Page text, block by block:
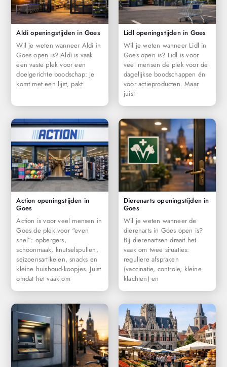
Aldi openingstijden in Goes
Wil je weten wanneer Aldi in
Goes open is? Aldi is vaak
een vaste plek voor een
doelgerichte boodschap: je
komt met een lijst, pakt
Lidl openingstijden in Goes
Wil je weten wanneer Lidl in
Goes open is? Lidl is voor
veel mensen de plek voor de
dagelijkse boodschappen én
voor actieproducten. Maar
juist
Action openingstijden in
Goes
Action is voor veel mensen in
Goes de plek voor “even
snel”: opbergers,
schoonmaak, knutselspullen,
seizoensartikelen, snacks en
kleine huishoud-koopjes. Juist
omdat het vaak om
Dierenarts openingstijden in
Goes
Wil je weten wanneer de
dierenarts in Goes open is?
Bij dierenartsen draait het
vaak om twee situaties:
reguliere afspraken
(vaccinatie, controle, kleine
klachten) en